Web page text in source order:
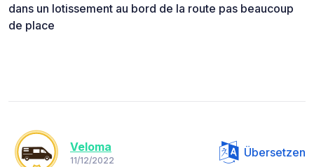
dans un lotissement au bord de la route pas beaucoup
de place
Veloma
11/12/2022
Übersetzen